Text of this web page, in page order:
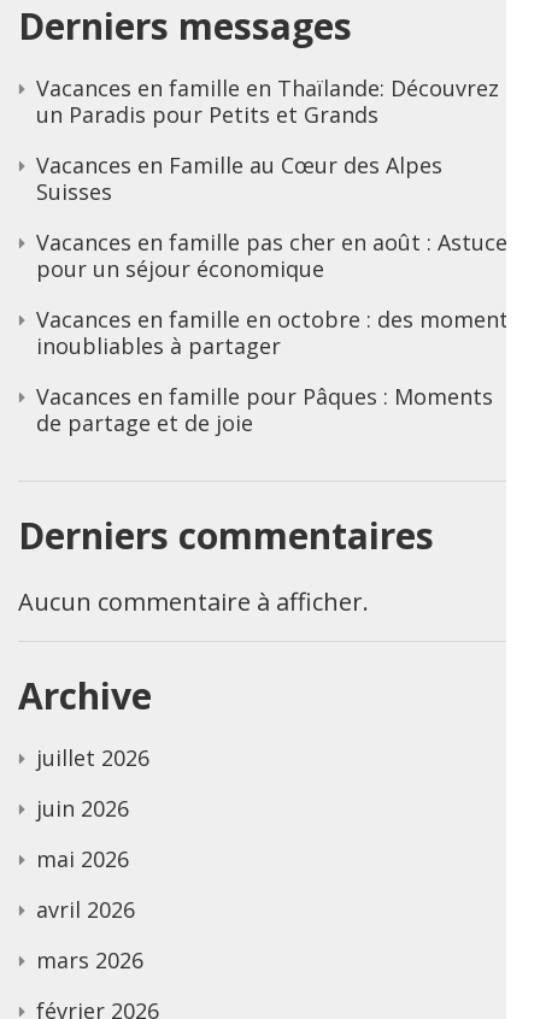
Derniers messages
Vacances en famille en Thaïlande: Découvrez
un Paradis pour Petits et Grands
Vacances en Famille au Cœur des Alpes
Suisses
Vacances en famille pas cher en août : Astuces
pour un séjour économique
Vacances en famille en octobre : des moments
inoubliables à partager
Vacances en famille pour Pâques : Moments
de partage et de joie
Derniers commentaires
Aucun commentaire à afficher.
Archive
juillet 2026
juin 2026
mai 2026
avril 2026
mars 2026
février 2026